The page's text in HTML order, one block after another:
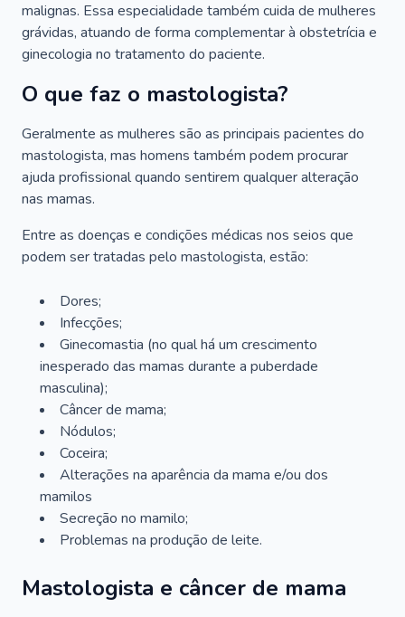
malignas. Essa especialidade também cuida de mulheres
grávidas, atuando de forma complementar à obstetrícia e
ginecologia no tratamento do paciente.
O que faz o mastologista?
Geralmente as mulheres são as principais pacientes do
mastologista, mas homens também podem procurar
ajuda profissional quando sentirem qualquer alteração
nas mamas.
Entre as doenças e condições médicas nos seios que
podem ser tratadas pelo mastologista, estão:
Dores;
Infecções;
Ginecomastia (no qual há um crescimento
inesperado das mamas durante a puberdade
masculina);
Câncer de mama;
Nódulos;
Coceira;
Alterações na aparência da mama e/ou dos
mamilos
Secreção no mamilo;
Problemas na produção de leite.
Mastologista e câncer de mama